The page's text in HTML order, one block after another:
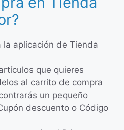
la aplicación de Tienda
que quieres
al carrito de compra
un pequeño
descuento o Código